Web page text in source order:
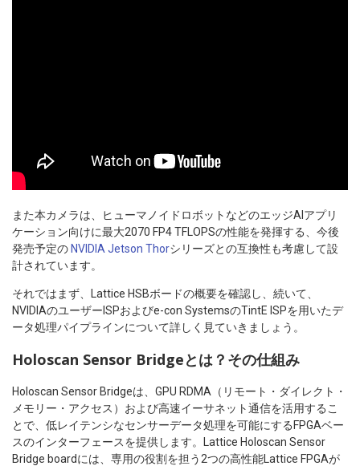
また本カメラは、ヒューマノイドロボットなどのエッジAIアプリ
ケーション向けに最大2070 FP4 TFLOPSの性能を発揮する、今後
発売予定の NVIDIA Jetson Thorシリーズとの互換性も考慮して設
計されています。
それではまず、Lattice HSBボードの概要を確認し、続いて、
NVIDIAのユーザーISPおよびe-con SystemsのTintE ISPを用いたデ
ータ処理パイプラインについて詳しく見ていきましょう。
Holoscan Sensor Bridgeとは？その仕組み
Holoscan Sensor Bridgeは、GPU RDMA（リモート・ダイレクト・
メモリー・アクセス）および高速イーサネット通信を活用するこ
とで、低レイテンシなセンサーデータ処理を可能にするFPGAベー
スのインターフェースを提供します。Lattice Holoscan Sensor
Bridge boardには、専用の役割を担う2つの高性能Lattice FPGAが